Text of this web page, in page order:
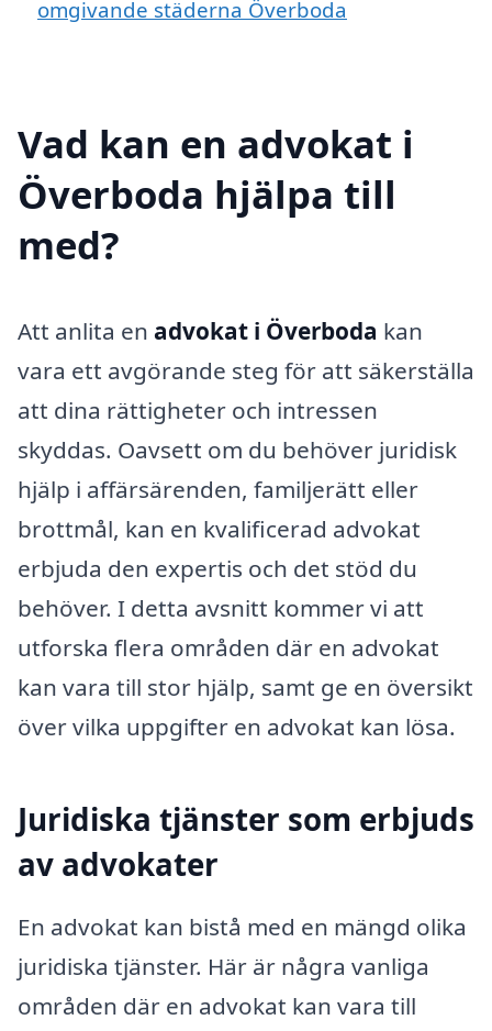
omgivande städerna Överboda
Vad kan en advokat i
Överboda hjälpa till
med?
Att anlita en advokat i Överboda kan
vara ett avgörande steg för att säkerställa
att dina rättigheter och intressen
skyddas. Oavsett om du behöver juridisk
hjälp i affärsärenden, familjerätt eller
brottmål, kan en kvalificerad advokat
erbjuda den expertis och det stöd du
behöver. I detta avsnitt kommer vi att
utforska flera områden där en advokat
kan vara till stor hjälp, samt ge en översikt
över vilka uppgifter en advokat kan lösa.
Juridiska tjänster som erbjuds
av advokater
En advokat kan bistå med en mängd olika
juridiska tjänster. Här är några vanliga
områden där en advokat kan vara till